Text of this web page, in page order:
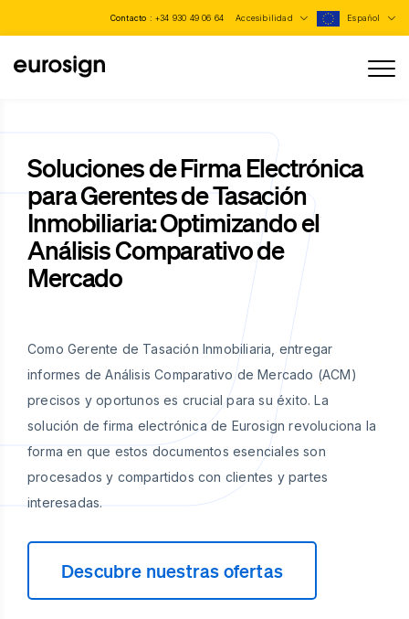
Contacto : +34 930 49 06 64 Accesibilidad Español
Soluciones de Firma Electrónica
para Gerentes de Tasación
Inmobiliaria: Optimizando el
Análisis Comparativo de
Mercado
Como Gerente de Tasación Inmobiliaria, entregar
informes de Análisis Comparativo de Mercado (ACM)
precisos y oportunos es crucial para su éxito. La
solución de firma electrónica de Eurosign revoluciona la
forma en que estos documentos esenciales son
procesados y compartidos con clientes y partes
interesadas.
Descubre nuestras ofertas